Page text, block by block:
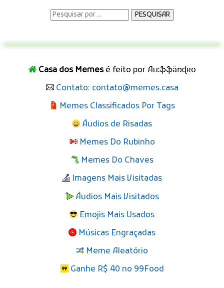
Casa dos Memesé feito por Aʟɛֆֆǟռɖʀօ
Contato: contato@memes.casa
Memes Classificados Por Tags
Áudios de Risadas
Memes Do Rubinho
Memes Do Chaves
Imagens Mais Visitadas
Áudios Mais Visitados
Emojis Mais Usados
Músicas Engraçadas
Meme Aleatório
Ganhe R$ 40 no 99Food